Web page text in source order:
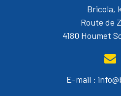
Bricola,
Route de
4180 Houmet
E-mail :